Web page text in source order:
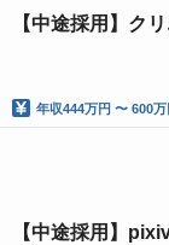
【中途採用】ク
年収444万円 〜 600万
【中途採用】